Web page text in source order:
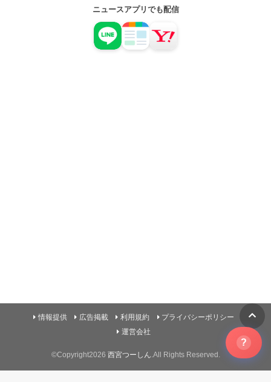
ニュースアプリでも配信
情報提供 広告掲載 利用規約
プライバシーポリシー
運営会社
©Copyright2026 西宮つーしん .All Rights Reserved.
?